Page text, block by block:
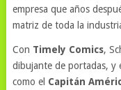
empresa que años
matriz de toda la
Con Timely Comics,
dibujante de portadas, y
como el Capitán